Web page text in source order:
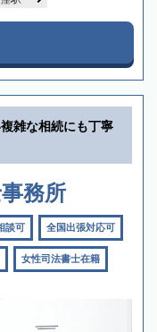
雑な相続にも丁寧
務所
談可 全国出張対応可
女性司法書士在籍